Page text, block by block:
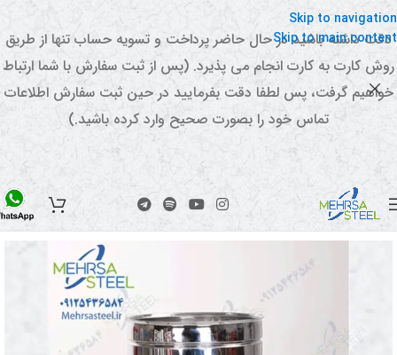
Skip to navigation
Skip to main content
دقت داشته باشید در حال حاضر پرداخت و تسویه حساب تنها از طریق
روش کارت به کارت انجام می پذیرد. (پس از ثبت سفارش با شما ارتباط
خواهیم گرفت، پس لطفا دقت بفرمایید در حین ثبت سفارش اطلاعات
تماس خود را بصورت صحیح وارد کرده باشید.)